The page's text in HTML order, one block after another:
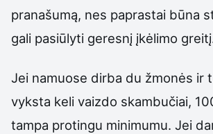
pranašumą, nes paprastai būna
gali pasiūlyti geresnį įkėlimo
Jei namuose dirba du žmonės ir
vyksta keli vaizdo skambučiai,
tampa protingu minimumu. Jei